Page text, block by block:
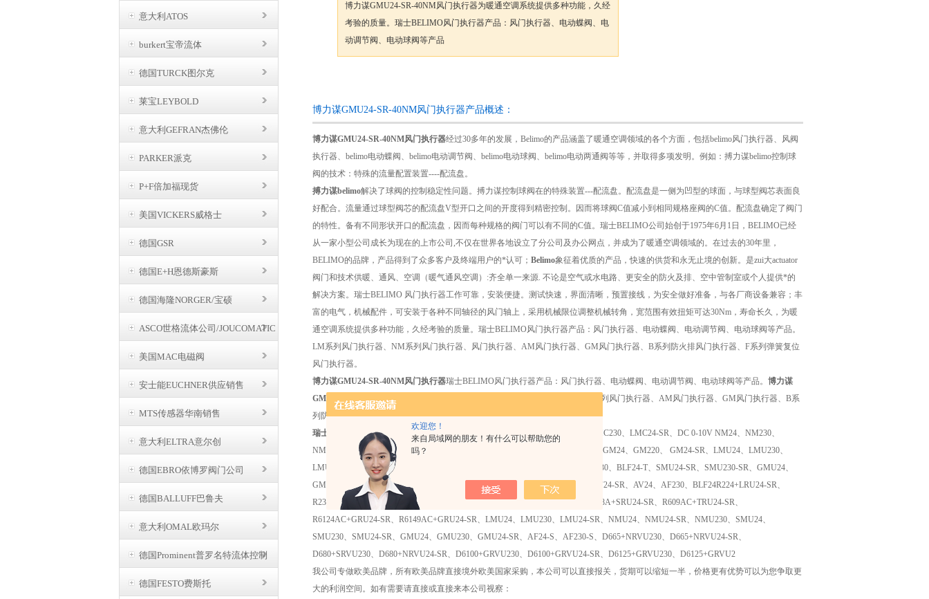
欢迎您！
来自局域网的朋友！有什么可以帮助您的
吗？
意大利ATOS
burkert宝帝流体
德国TURCK图尔克
莱宝LEYBOLD
意大利GEFRAN杰佛伦
PARKER派克
P+F倍加福现货
美国VICKERS威格士
德国GSR
德国E+H恩德斯豪斯
德国海隆NORGER/宝硕
BUSCHJOST
ASCO世格流体公司/JOUCOMATIC
美国MAC电磁阀
安士能EUCHNER供应销售
MTS传感器华南销售
意大利ELTRA意尔创
德国EBRO依博罗阀门公司
德国BALLUFF巴鲁夫
意大利OMAL欧玛尔
德国Prominent普罗名特流体控制
德国FESTO费斯托
博力谋GMU24-SR-40NM风门执行器为暖通空调系统提供多种功能，久经
考验的质量。瑞士BELIMO风门执行器产品：风门执行器、电动蝶阀、电
动调节阀、电动球阀等产品
博力谋GMU24-SR-40NM风门执行器产品概述：
博力谋GMU24-SR-40NM风门执行器经过30多年的发展，Belimo的产品涵盖了暖通空调领域的各个方面，包括belimo风门执行器、风阀
执行器、belimo电动蝶阀、belimo电动调节阀、belimo电动球阀、belimo电动两通阀等等，并取得多项发明。例如：搏力谋belimo控制球
阀的技术：特殊的流量配置装置----配流盘。
搏力谋belimo解决了球阀的控制稳定性问题。搏力谋控制球阀在的特殊装置---配流盘。配流盘是一侧为凹型的球面，与球型阀芯表面良
好配合。流量通过球型阀芯的配流盘V型开口之间的开度得到精密控制。因而将球阀C值减小到相同规格座阀的C值。配流盘确定了阀门
的特性。备有不同形状开口的配流盘，因而每种规格的阀门可以有不同的C值。瑞士BELIMO公司始创于1975年6月1日，BELIMO已经
从一家小型公司成长为现在的上市公司,不仅在世界各地设立了分公司及办公网点，并成为了暖通空调领域的。在过去的30年里，
BELIMO的品牌，产品得到了众多客户及终端用户的*认可； Belimo象征着优质的产品，快速的供货和永无止境的创新。是zui大actuator
阀门和技术供暖、通风、空调（暖气通风空调）:齐全单一来源. 不论是空气或水电路、更安全的防火及排、空中管制室或个人提供*的
解决方案。瑞士BELIMO 风门执行器工作可靠，安装便捷。测试快速，界面清晰，预置接线，为安全做好准备，与各厂商设备兼容；丰
富的电气，机械配件，可安装于各种不同轴径的风门轴上，采用机械限位调整机械转角，宽范围有效扭矩可达30Nm，寿命长久，为暖
通空调系统提供多种功能，久经考验的质量。瑞士BELIMO风门执行器产品：风门执行器、电动蝶阀、电动调节阀、电动球阀等产品。
LM系列风门执行器、NM系列风门执行器、风门执行器、AM风门执行器、GM风门执行器、B系列防火排风门执行器、F系列弹簧复位
风门执行器。
博力谋GMU24-SR-40NM风门执行器瑞士BELIMO风门执行器产品：风门执行器、电动蝶阀、电动调节阀、电动球阀等产品。 博力谋
GMU24-SR-40NM风门执行器
LM系列风门执行器、NM系列风门执行器、SM系列风门执行器、AM风门执行器、GM风门执行器、B系
列防火排烟风门执行器、F系列弹簧复位风门执行器、、、
瑞士BELIMO风门执行器产品型号：LMC24、LMU230,LMU24-SR、LM24、LMC230、LMC24-SR、DC 0-10V NM24、NM230、
NM24-SR、SM24、SM230、SM24-SR、AM24、BELIMO/AM230、AM24-SR、GM24、GM220、 GM24-SR、LMU24、LMU230、
LMU24-SR、NMU24、NMU24-SR、NMU230、NMU230-SR、SMU24、SMU230、BLF24-T、SMU24-SR、SMU230-SR、GMU24、
GMU24-SR、GMU230、LF230、LF24、LF24-S、LF24-SR、NF24、NF230、NF24-SR、AV24、AF230、BLF24R224+LRU24-SR、
R231+NRU24-SR、R239+NR24-SR、R249+NR24-SR、R662A+SRU24-SR、R678A+SRU24-SR、R609AC+TRU24-SR、
R6124AC+GRU24-SR、R6149AC+GRU24-SR、LMU24、LMU230、LMU24-SR、NMU24、NMU24-SR、NMU230、SMU24、
SMU230、SMU24-SR、GMU24、GMU230、GMU24-SR、AF24-S、AF230-S、D665+NRVU230、D665+NRVU24-SR、
D680+SRVU230、D680+NRVU24-SR、D6100+GRVU230、D6100+GRVU24-SR、D6125+GRVU230、D6125+GRVU2
我公司专做欧美品牌，所有欧美品牌直接境外欧美国家采购，本公司可以直接报关，货期可以缩短一半，价格更有优势可以为您争取更
大的利润空间。如有需要请直接或直接来本公司视察：